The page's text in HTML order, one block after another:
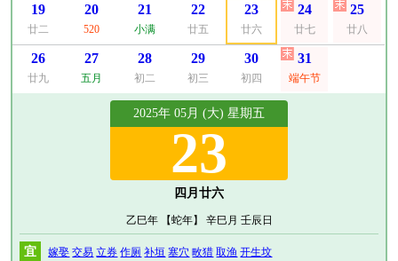
19
廿二
20
520
21
小满
22
廿五
23
廿六
24
廿七
25
廿八
26
廿九
27
五月
28
初二
29
初三
30
初四
31
端午节
2025年 05月 (大) 星期五
23
四月廿六
乙巳年 【蛇年】 辛巳月 壬辰日
宜 嫁娶 交易 立券 作厕 补垣 塞穴 畋猎 取渔 开生坟